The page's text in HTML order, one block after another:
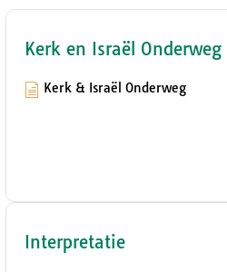
Kerk en Israël Onderweg
Kerk & Israël Onderweg
Interpretatie